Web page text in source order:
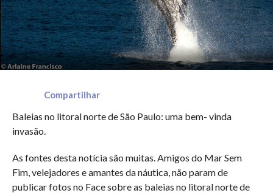
Compartilhar
Baleias no litoral norte de São Paulo: uma bem- vinda
invasão.
As fontes desta notícia são muitas. Amigos do Mar Sem
Fim, velejadores e amantes da náutica, não param de
publicar fotos no Face sobre as baleias no litoral norte de